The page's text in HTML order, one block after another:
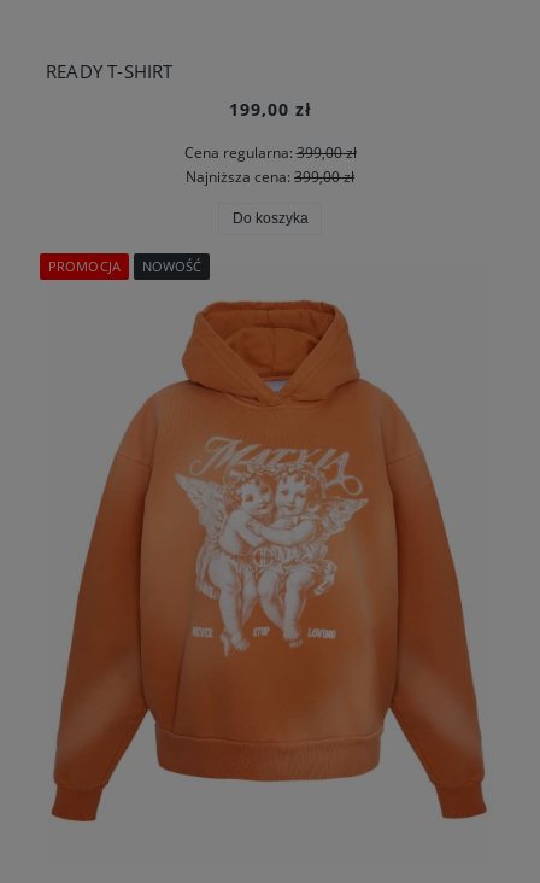
READY T-SHIRT
199,00 zł
Cena regularna:399,00 zł
Najniższa cena: 399,00 zł
Do koszyka
PROMOCJA NOWOŚĆ